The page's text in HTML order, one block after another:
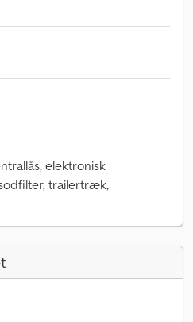
elektronisk
trailertræk,